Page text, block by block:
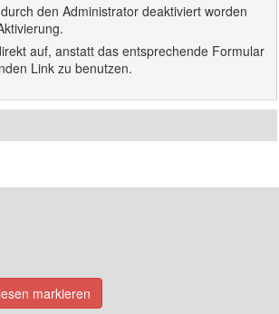
den Administrator deaktiviert worden
auf, anstatt das entsprechende Formular
Link zu benutzen.
markieren